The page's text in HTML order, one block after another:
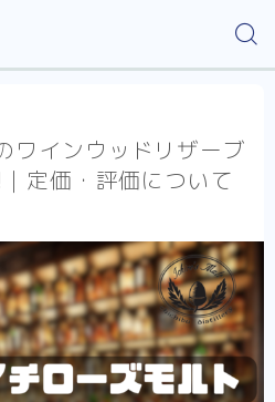
ワインウッドリザーブ
定価・評価について